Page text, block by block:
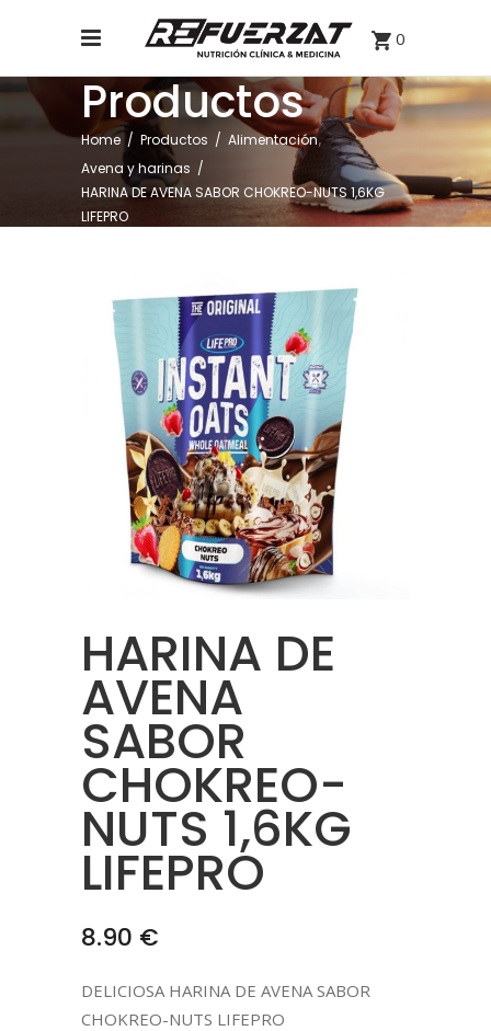
0
Productos
Home / Productos / Alimentación,
Avena y harinas /
HARINA DE AVENA SABOR CHOKREO-NUTS 1,6KG
LIFEPRO
HARINA DE
AVENA
SABOR
CHOKREO-
NUTS 1,6KG
LIFEPRO
8.90 €
DELICIOSA HARINA DE AVENA SABOR
CHOKREO-NUTS LIFEPRO